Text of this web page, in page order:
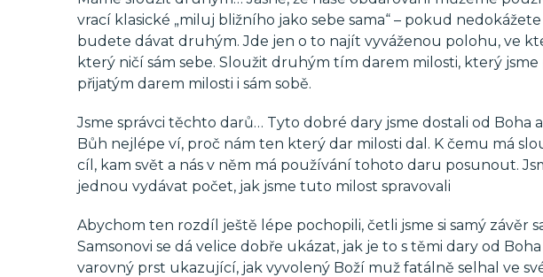
vrací klasické „miluj bližního jako sebe sama“ – pokud
budete dávat druhým. Jde jen o to najít vyváženou polohu, ve
který ničí sám sebe. Sloužit druhým tím darem milosti, který
přijatým darem milosti i sám sobě.
Jsme správci těchto darů… Tyto dobré dary jsme dostali od
Bůh nejlépe ví, proč nám ten který dar milosti dal. K čemu má
cíl, kam svět a nás v něm má používání tohoto daru posunout.
jednou vydávat počet, jak jsme tuto milost spravovali
Abychom ten rozdíl ještě lépe pochopili, četli jsme si samý závěr
Samsonovi se dá velice dobře ukázat, jak je to s těmi dary od
varovný prst ukazující, jak vyvolený Boží muž fatálně selhal ve